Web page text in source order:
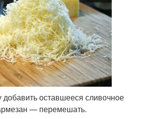
добавить оставшееся сливочное
— перемешать.